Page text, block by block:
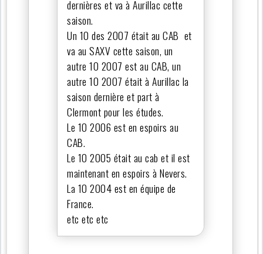
dernières et va à Aurillac cette
saison.
Un 10 des 2007 était au CAB et
va au SAXV cette saison, un
autre 10 2007 est au CAB, un
autre 10 2007 était à Aurillac la
saison dernière et part à
Clermont pour les études.
Le 10 2006 est en espoirs au
CAB.
Le 10 2005 était au cab et il est
maintenant en espoirs à Nevers.
La 10 2004 est en équipe de
France.
etc etc etc